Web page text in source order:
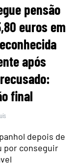
pensão
euros em
após
final
depois de
por conseguir